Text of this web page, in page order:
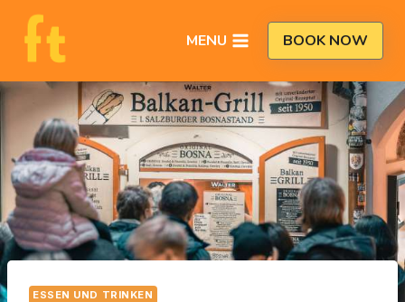
Zum
Inhalt
springen
MENU BOOK NOW
ESSEN UND TRINKEN